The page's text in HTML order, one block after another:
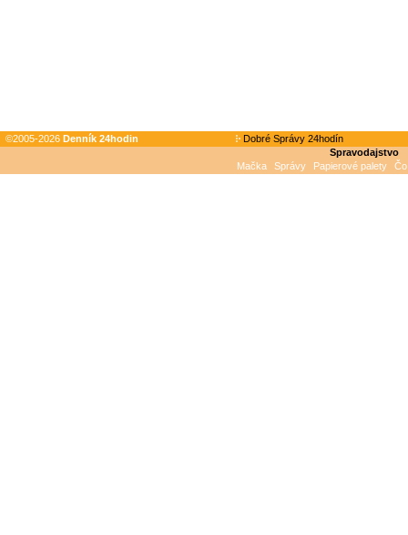
©2005-2026 Denník 24hodin
Dobré Správy 24hodín
Spravodajstvo
Mačka
Správy Papierové palety